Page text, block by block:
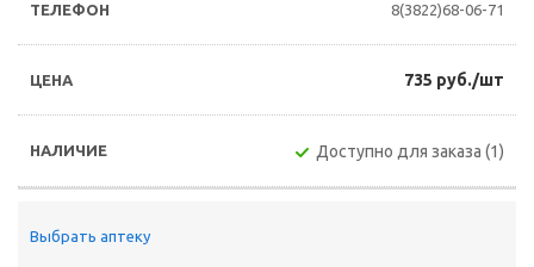
8(3822)68-06-71
735 руб./шт
Доступно для заказа (1)
Выбрать аптеку